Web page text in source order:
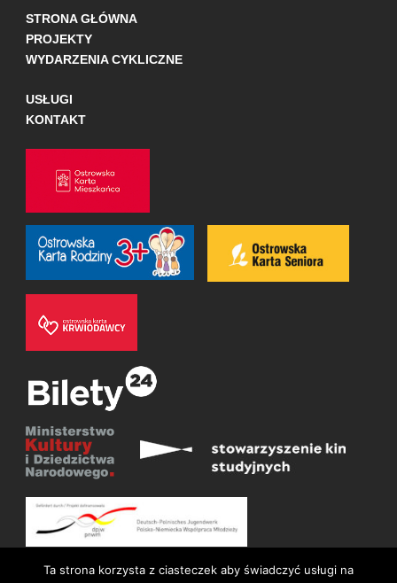
STRONA GŁÓWNA
PROJEKTY
WYDARZENIA CYKLICZNE
USŁUGI
KONTAKT
Ta strona korzysta z ciasteczek aby świadczyć usługi na